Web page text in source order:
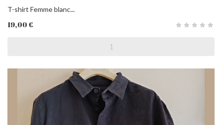
T-shirt Femme blanc...
19,00 €